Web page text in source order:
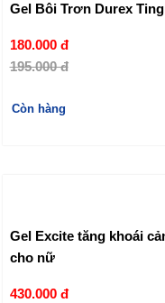
Gel Bôi Trơn Durex
180.000 đ
195.000 đ
Còn hàng
Gel Excite tăng khoái
cho nữ
430.000 đ